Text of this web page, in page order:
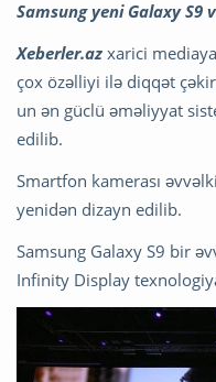
Samsung yeni Galaxy S9
Xeberler.az xarici
çox özəlliyi ilə diqqət
un ən güclü əməliyyat
edilib.
Smartfon kamerası
yenidən dizayn edilib.
Samsung Galaxy S9 bir
Infinity Display